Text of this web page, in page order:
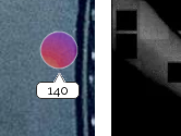
140
10